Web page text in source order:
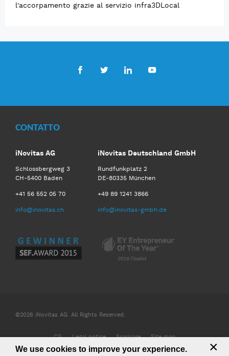
l'accorpamento grazie al servizio infra3DLocal
CONTATTO
iNovitas AG
Schlossbergweg 3
CH-5400 Baden
+41 56 552 05 70
info@inovitas.ch
iNovitas Deutschland GmbH
Rundfunkplatz 2
DE-80335 München
+49 89 1241 3866
info@inovitas-gmbh.de
©2026 iNovitas AG. All Rights Reserved.
CG Legal notice Scaricare Site map
We use cookies to improve your experience. ×